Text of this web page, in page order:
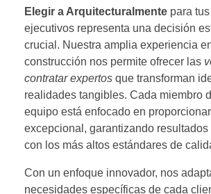
Elegir a Arquitecturalmente para
ejecutivos representa una decisión
crucial. Nuestra amplia experiencia
construcción nos permite ofrecer las
contratar expertos que transforman
realidades tangibles. Cada miembro
equipo está enfocado en
excepcional, garantizando resultados
con los más altos estándares de
Con un enfoque innovador, nos
necesidades específicas de cada